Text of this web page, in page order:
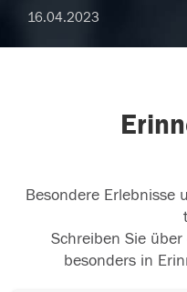
16.04.2023
Besondere Erlebnisse
Schreiben Sie
besonders in